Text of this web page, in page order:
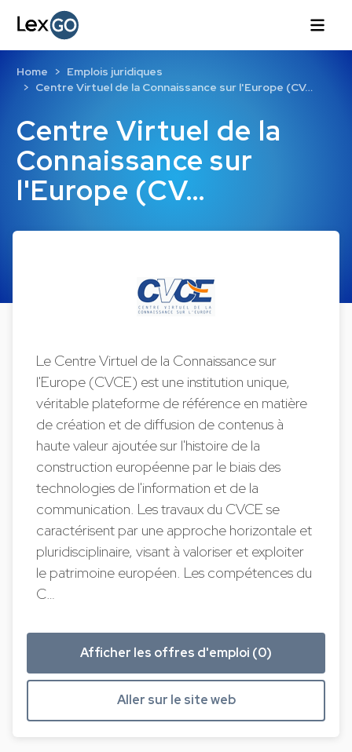
Centre Virtuel de la
Connaissance sur
l'Europe (CV…
Home
Emplois juridiques
Centre Virtuel de la Connaissance sur l'Europe (CV…
Le Centre Virtuel de la Connaissance sur
l'Europe (CVCE) est une institution unique,
véritable plateforme de référence en matière
de création et de diffusion de contenus à
haute valeur ajoutée sur l'histoire de la
construction européenne par le biais des
technologies de l'information et de la
communication. Les travaux du CVCE se
caractérisent par une approche horizontale et
pluridisciplinaire, visant à valoriser et exploiter
le patrimoine européen. Les compétences du
C…
Afficher les offres d'emploi (0)
Aller sur le site web